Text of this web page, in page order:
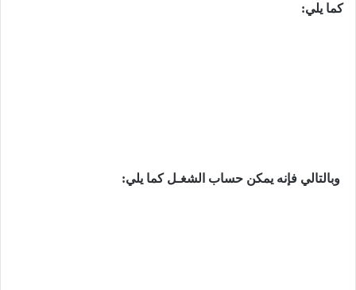
كما يلي:
وبالتالي فإنه یمكن حساب الشغـل كما یلي: